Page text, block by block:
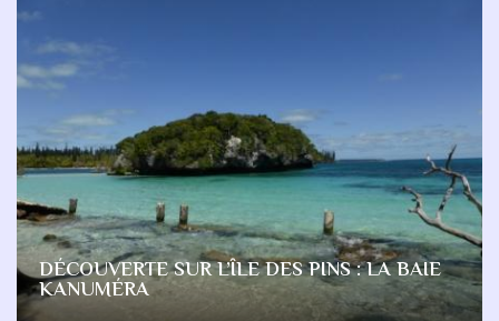
DÉCOUVERTE SUR L’ÎLE DES PINS : LA BAIE
KANUMÉRA